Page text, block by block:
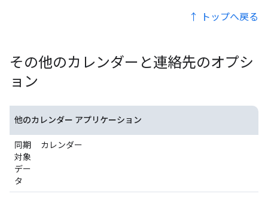
↑ トップへ戻る
その他のカレンダーと連絡先のオプシ
ョン
他のカレンダー アプリケーション
同期
対象
デー
タ
カレンダー